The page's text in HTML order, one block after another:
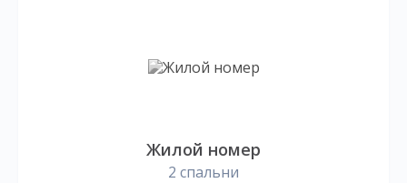
Жилой номер
2 спальни